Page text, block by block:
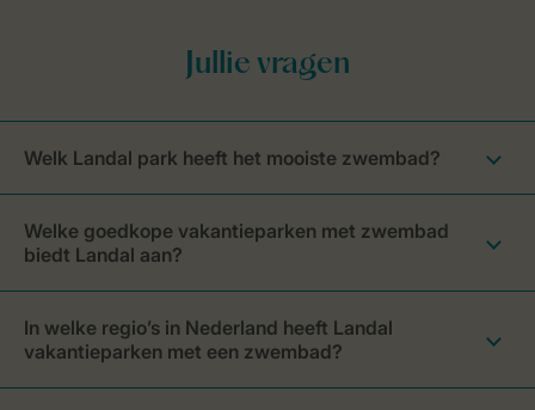
Welk Landal park heeft het mooiste zwembad?
Welke goedkope vakantieparken met zwembad
biedt Landal aan?
In welke regio’s in Nederland heeft Landal
vakantieparken met een zwembad?